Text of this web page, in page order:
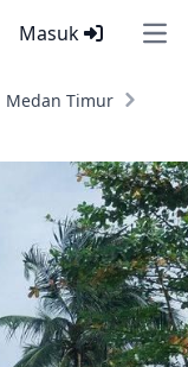
Masuk
Medan Timur